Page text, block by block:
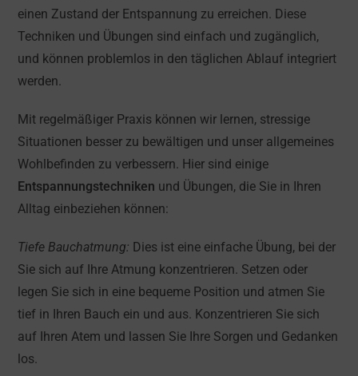
einen Zustand der Entspannung zu erreichen. Diese
Techniken und Übungen sind einfach und zugänglich,
und können problemlos in den täglichen Ablauf integriert
werden.
Mit regelmäßiger Praxis können wir lernen, stressige
Situationen besser zu bewältigen und unser allgemeines
Wohlbefinden zu verbessern. Hier sind einige
Entspannungstechniken und Übungen, die Sie in Ihren
Alltag einbeziehen können:
Tiefe Bauchatmung: Dies ist eine einfache Übung, bei der
Sie sich auf Ihre Atmung konzentrieren. Setzen oder
legen Sie sich in eine bequeme Position und atmen Sie
tief in Ihren Bauch ein und aus. Konzentrieren Sie sich
auf Ihren Atem und lassen Sie Ihre Sorgen und Gedanken
los.